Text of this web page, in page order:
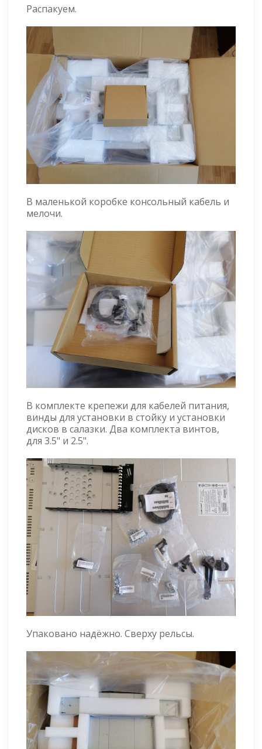
Распакуем.
В маленькой коробке консольный кабель и
мелочи.
В комплекте крепежи для кабелей питания,
винды для установки в стойку и установки
дисков в салазки. Два комплекта винтов,
для 3.5" и 2.5".
Упаковано надёжно. Сверху рельсы.